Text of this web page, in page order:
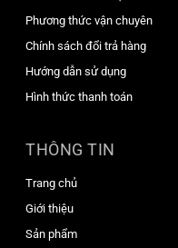
Phương thức vận chuyên
Chính sách đổi trả hàng
Hướng dẫn sử dụng
Hình thức thanh toán
THÔNG TIN
Trang chủ
Giới thiệu
Sản phẩm